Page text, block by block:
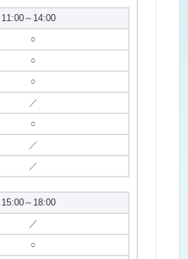
11:00～14:00
○
○
○
／
○
／
／
15:00～18:00
／
○